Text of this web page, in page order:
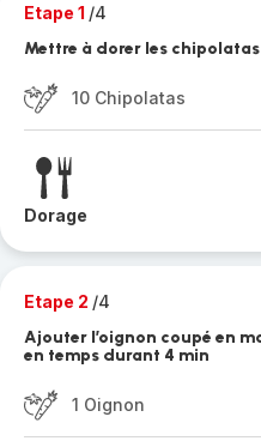
Etape 1 /4
Mettre à dorer les
10 Chipolatas
Dorage
Etape 2 /4
Ajouter l’oignon coupé en
en temps durant 4 min
1 Oignon